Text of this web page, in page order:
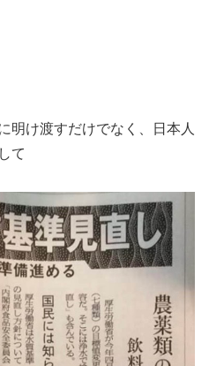
明け渡すだけでなく、日本人
て